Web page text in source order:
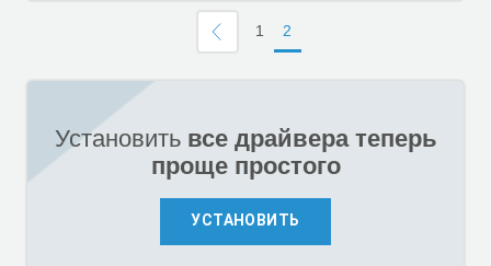
1 2
Установить все драйвера теперь
проще простого
УСТАНОВИТЬ